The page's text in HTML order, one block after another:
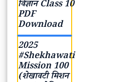
2025
#Shekhawati
Mission 100
(शेखावटी मिशन
100) भोतिक
विज्ञान Class
12 PDF
Download